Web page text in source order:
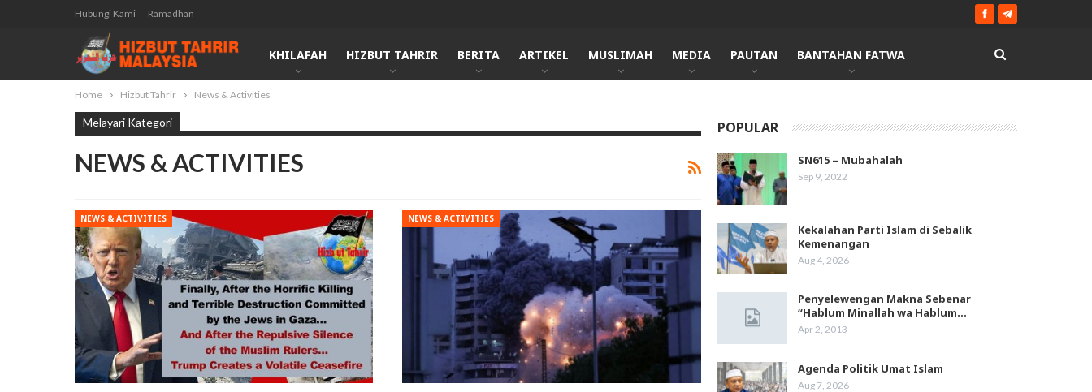
Hubungi Kami Ramadhan
KHILAFAH HIZBUT TAHRIR BERITA ARTIKEL MUSLIMAH MEDIA PAUTAN BANTAHAN FATWA
Home Hizbut Tahrir News & Activities
Melayari Kategori
NEWS & ACTIVITIES
NEWS & ACTIVITIES NEWS & ACTIVITIES
POPULAR
SN615 – Mubahalah
Sep 9, 2022
Kekalahan Parti Islam di Sebalik
Kemenangan
Aug 4, 2026
Penyelewengan Makna Sebenar
“Hablum Minallah wa Hablum…
Apr 2, 2013
Agenda Politik Umat Islam
Aug 7, 2026